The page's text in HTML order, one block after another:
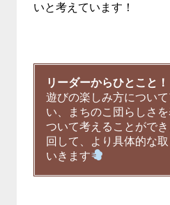
いと考えています！
リーダーからひとこと！
遊びの楽しみ方につい
い、まちのこ団らしさ
ついて考えることがで
回して、より具体的な
いきます